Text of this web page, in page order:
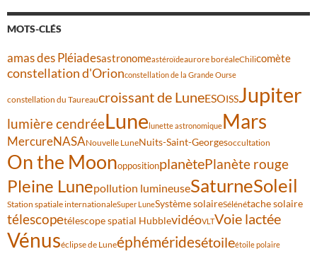
MOTS-CLÉS
amas des Pléiadesastronomeastéroïdeaurore boréaleChilicomète
constellation d'Orionconstellation de la Grande Ourse
constellation du Taureaucroissant de LuneESOISSJupiter
lumière cendréeLunelunette astronomiqueMars
MercureNASANouvelle LuneNuits-Saint-Georgesoccultation
On the MoonoppositionplanètePlanète rouge
Pleine Lunepollution lumineuseSaturneSoleil
Station spatiale internationaleSuper LuneSystème solaireSélénétache solaire
télescopetélescope spatial HubblevidéoVLTVoie lactée
Vénuséclipse de Luneéphéméridesétoileétoile polaire